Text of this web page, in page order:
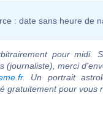
: date sans heure de
pour midi.
(journaliste), merci
. Un portrait
gratuitement pour vous